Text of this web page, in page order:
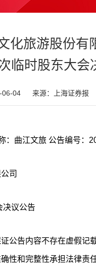
化旅游股份有
临时股东大会
06-04 来源：上海证券报
证券代码：600706 证券简称：曲江
司
决议公告
公告内容不存在虚假记
性和完整性承担法律责任